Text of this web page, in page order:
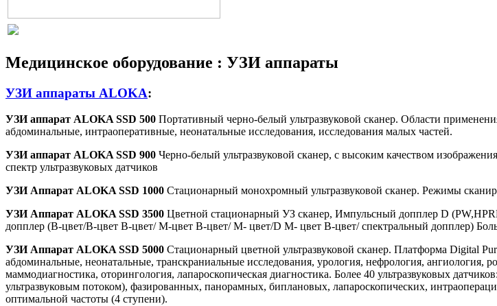
Медицинское оборудование : УЗИ аппараты
УЗИ аппараты ALOKA:
УЗИ аппарат ALOKA SSD 500 Портативный черно-белый ультразвуковой сканер. Области
абдоминальные, интраоперативные, неонатальные исследования, исследования малых частей.
УЗИ аппарат ALOKA SSD 900 Черно-белый ультразвуковой сканер, с высоким качеством
спектр ультразвуковых датчиков
УЗИ Аппарат ALOKA SSD 1000 Стационарный монохромный ультразвуковой сканер. Режимы
УЗИ Аппарат ALOKA SSD 3500 Цветной стационарный УЗ сканер, Импульсный допплер D
допплер (В-цвет/В-цвет В-цвет/ М-цвет В-цвет/ М- цвет/D М- цвет В-цвет/ спектральный допплер)
УЗИ Аппарат ALOKA SSD 5000 Стационарный цветной ультразвуковой сканер. Платформа Digital
абдоминальные, неонатальные, транскраниальные исследования, урология, нефрология,
маммодиагностика, оторингология, лапароскопическая диагностика. Более 40 ультразвуковых
ультразвуковым потоком), фазированных, панорамных, биплановых, лапароскопических,
оптимальной частоты (4 ступени).